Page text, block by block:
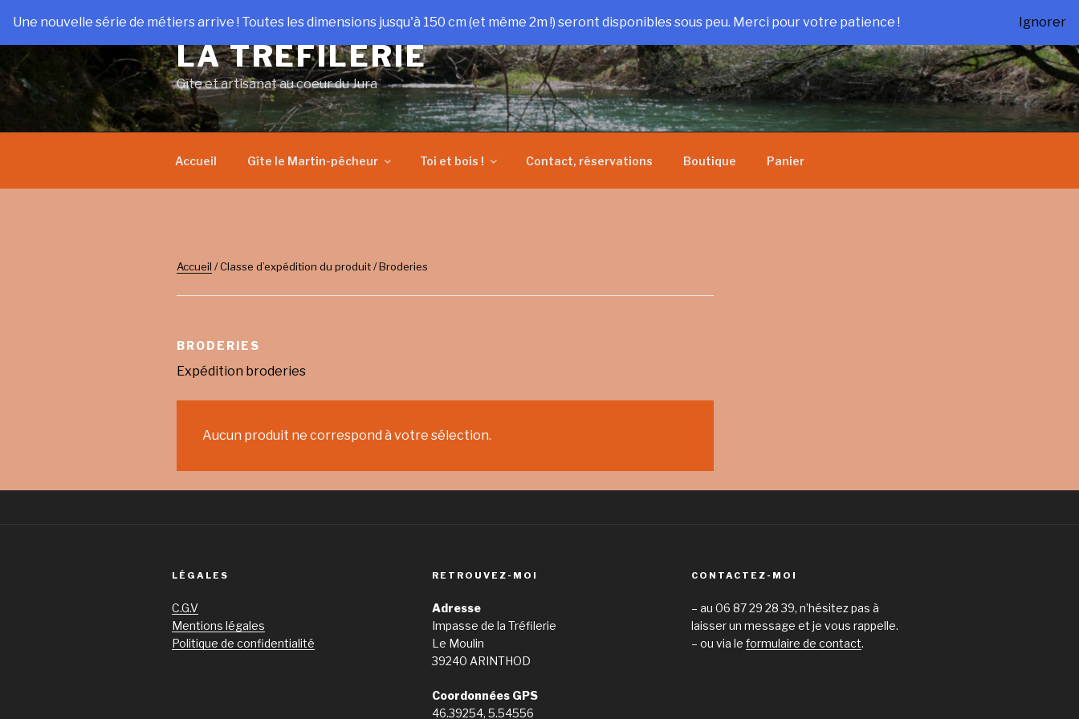
contenu
principal
LA TRÉFILERIE
Gîte et artisanat au coeur du Jura
Accueil Gîte le Martin-pêcheur Toi et bois ! Contact, réservations Boutique Panier
Accueil / Classe d’expédition du produit / Broderies
BRODERIES
Expédition broderies
Aucun produit ne correspond à votre sélection.
LÉGALES
C.G.V
Mentions légales
Politique de confidentialité
RETROUVEZ-MOI
Adresse
Impasse de la Tréfilerie
Le Moulin
39240 ARINTHOD
Coordonnées GPS
46.39254, 5.54556
CONTACTEZ-MOI
– au 06 87 29 28 39, n’hésitez pas à
laisser un message et je vous rappelle.
– ou via leformulaire de contact.
Une nouvelle série de métiers arrive ! Toutes les dimensions jusqu'à 150 cm (et même 2m !) seront disponibles sous peu. Merci pour votre patience ! Ignorer